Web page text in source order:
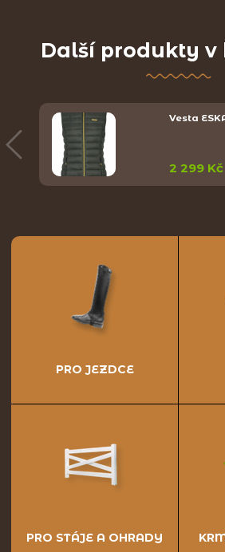
Další produkty v
Vesta
2 299 Kč
PRO JEZDCE
PRO STÁJE A OHRADY